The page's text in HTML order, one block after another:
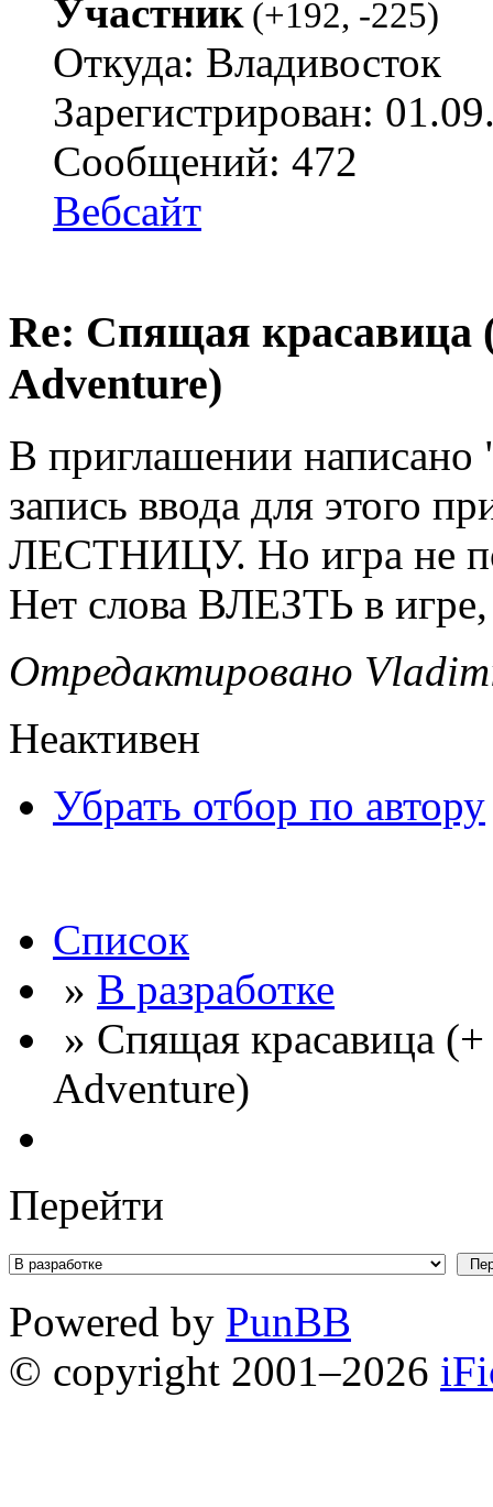
Участник(+192, -225)
Откуда: Владивосток
Зарегистрирован:
Сообщений: 472
Вебсайт
Re: Спящая красавица
Adventure)
В приглашении написано
запись ввода для этого
ЛЕСТНИЦУ. Но игра не
Нет слова ВЛЕЗТЬ в
Отредактировано
Неактивен
Убрать отбор по автору
Список
» В разработке
» Спящая красавица
Adventure)
Перейти
Powered by PunBB
© copyright 2001–2026